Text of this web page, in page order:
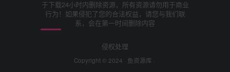
于下载24小时内删除资源，所有资源请勿用于商业
行为！如果侵犯了您的合法权益，请您与我们联
系，会在第一时间删除内容
侵权处理
Copyright © 2024 · 鱼资源库 ·